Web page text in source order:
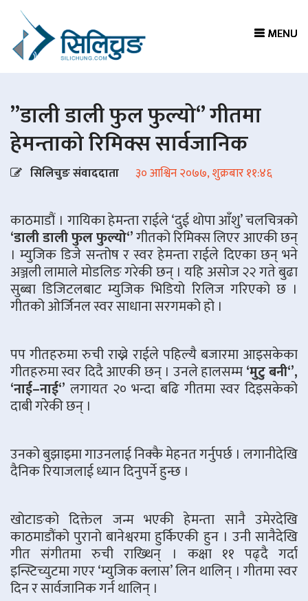
MENU
MENU
MENU
MENU
”डाली डाली फुल फुल्यो‘’ गीतमा
हेमन्ताको रिमिक्स सार्वजानिक
सिलिचुङ संवाददाता ३० आश्विन २०७७, शुक्रबार ११:४६
काठमाडौं । गायिका हेमन्ता राईले ‘दुई थोपा आँशु’ चलचित्रको
‘डाली डाली फुल फुल्यो‘’गीतको रिमिक्स लिएर आएकी छन्
। म्युजिक डिजे सन्तोष र स्वर हेमन्ता राईले दिएका छन् भने
अञ्जली लामाले मोडलिङ गरेकी छन् । यहि असोज २२ गते बुढा
सुब्बा डिजिटलबाट म्युजिक भिडियो रिलिज गरिएको छ ।
गीतको ओर्जिनल स्वर साधाना सरगमको हो ।
पप गीतहरुमा रुची राख्ने राईले पहिल्यै बजारमा आइसकेका
गीतहरुमा स्वर दिदै आएकी छन् । उनले हालसम्म‘मुटु बनी‘’,
‘नाई–नाई‘’ लगायत २० भन्दा बढि गीतमा स्वर दिइसकेको
दाबी गरेकी छन् ।
उनको बुझाइमा गाउनलाई निक्कै मेहनत गर्नुपर्छ । लगानीदेखि
दैनिक रियाजलाई ध्यान दिनुपर्ने हुन्छ ।
खोटाङको दिक्तेल जन्म भएकी हेमन्ता सानै उमेरदेखि
काठमाडौंको पुरानो बानेश्वरमा हुर्किएकी हुन । उनी सानैदेखि
गीत संगीतमा रुची राख्थिन् । कक्षा ११ पढ्दै गर्दा
इन्स्टिच्युटमा गएर ‘म्युजिक क्लास’ लिन थालिन् । गीतमा स्वर
दिन र सार्वजानिक गर्न थालिन् ।